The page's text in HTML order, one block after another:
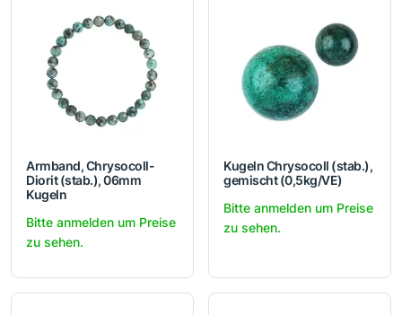
Armband, Chrysocoll-
Diorit (stab.), 06mm
Kugeln
Bitte anmelden um Preise
zu sehen.
Kugeln Chrysocoll (stab.),
gemischt (0,5kg/VE)
Bitte anmelden um Preise
zu sehen.